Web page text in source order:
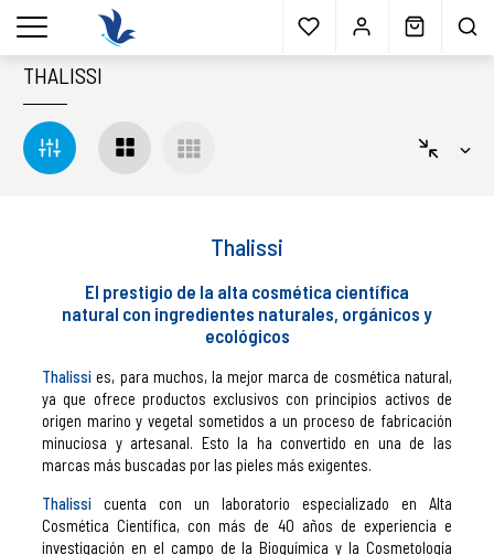
Envío gratisa partir 40€* Muestras gratis Blog
menu
THALISSI
Thalissi
El prestigio de la alta cosmética científica
natural con ingredientes naturales, orgánicos y
ecológicos
Thalissies, para muchos, la mejor marca de cosmética natural,
ya que ofrece productos exclusivos con principios activos de
origen marino y vegetal sometidos a un proceso de fabricación
minuciosa y artesanal. Esto la ha convertido en una de las
marcas más buscadas por las pieles más exigentes.
Thalissi cuenta con un laboratorio especializado en Alta
Cosmética Científica, con más de 40 años de experiencia e
investigación en el campo de la Bioquímica y la Cosmetología